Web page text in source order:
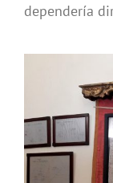
dependería